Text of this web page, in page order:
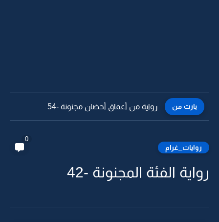
بارت من رواية من أعماق أحضان مجنونة -53
روايات_غرام
0
رواية الفئة المجنونة -42